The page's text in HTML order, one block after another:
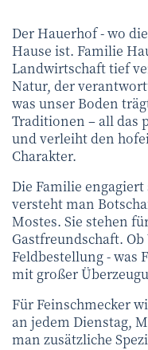
Der Hauerhof - wo
Hause ist. Familie
Landwirtschaft tief
Natur, der
was unser Boden
Traditionen – all das
und verleiht den
Charakter.
Die Familie
versteht man
Mostes. Sie stehen
Gastfreundschaft.
Feldbestellung - was
mit großer
Für Feinschmecker
an jedem Dienstag,
man zusätzliche